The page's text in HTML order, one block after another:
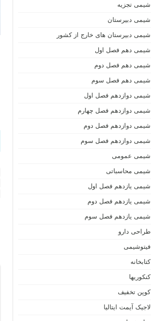
شیمی تجزیه
شیمی دبیرستان
شیمی دبیرستان های خارج از کشور
شیمی دهم فصل اول
شیمی دهم فصل دوم
شیمی دهم فصل سوم
شیمی دوازدهم فصل اول
شیمی دوازدهم فصل چهارم
شیمی دوازدهم فصل دوم
شیمی دوازدهم فصل سوم
شیمی عمومی
شیمی محاسباتی
شیمی یازدهم فصل اول
شیمی یازدهم فصل دوم
شیمی یازدهم فصل سوم
طراحی دارو
فیتوشیمی
کتابخانه
کنکوریها
کوپن تخفیف
لاجیک آیمت ایتالیا